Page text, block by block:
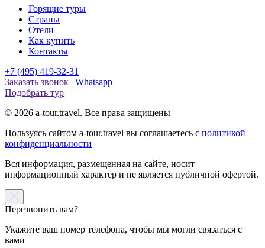
Горящие туры
Страны
Отели
Как купить
Контакты
+7 (495) 419-32-31
Заказать звонок | Whatsapp
Подобрать тур
© 2026 a-tour.travel. Все права защищены
Пользуясь сайтом a-tour.travel вы соглашаетесь с политикой
конфиденциальности
Вся информация, размещенная на сайте, носит
информационный характер и не является публичной офертой.
Перезвонить вам?
Укажите ваш номер телефона, чтобы мы могли связаться с
вами